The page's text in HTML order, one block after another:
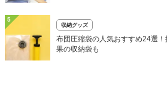
5
収納グッズ
布団圧縮袋の人気おすすめ24選
果の収納袋も